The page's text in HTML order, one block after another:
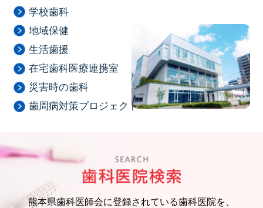
学校歯科
地域保健
生活歯援
在宅歯科医療連携室
災害時の歯科
歯周病対策プロジェクト
熊本県歯科医師会に登録されている歯科医院を、